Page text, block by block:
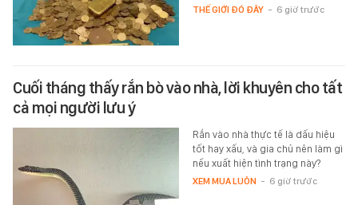
THẾ GIỚI ĐÓ ĐÂY - 6 giờ trước
Cuối tháng thấy rắn bò vào nhà, lời khuyên cho tất
cả mọi người lưu ý
Rắn vào nhà thực tế là dấu hiệu
tốt hay xấu, và gia chủ nên làm gì
nếu xuất hiện tình trạng này?
XEM MUA LUÔN - 6 giờ trước